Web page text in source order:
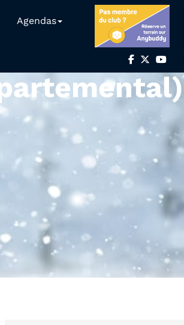
Agendas